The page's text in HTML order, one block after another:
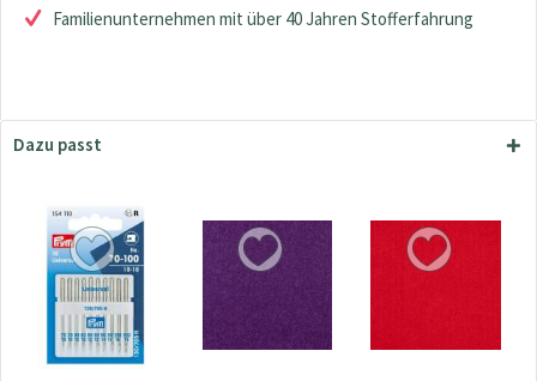
Familienunternehmen mit über 40 Jahren Stofferfahrung
Dazu passt